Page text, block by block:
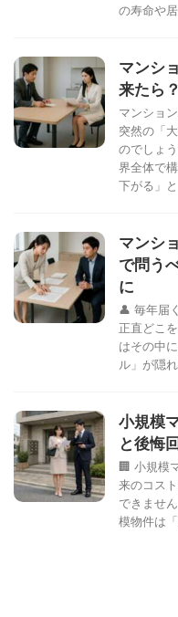
の寿命や
マンシ
来たら
マンショ
突然の「
のでしょ
界全体で
下がる」
マンシ
で問う
に
👤 毎年届
正直どこ
はその中
ル」が隠
小規模
と後悔
🏢 小規模
来のコス
できませ
模物件は